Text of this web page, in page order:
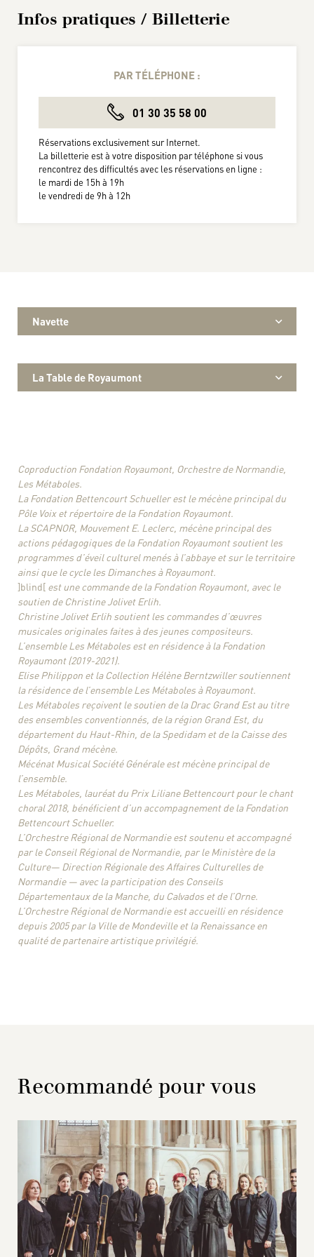
Infos pratiques / Billetterie
PAR TÉLÉPHONE :
01 30 35 58 00
Réservations exclusivement sur Internet.
La billetterie est à votre disposition par téléphone si vous
rencontrez des difficultés avec les réservations en ligne :
le mardi de 15h à 19h
le vendredi de 9h à 12h
Navette
La Table de Royaumont
Coproduction Fondation Royaumont, Orchestre de Normandie,
Les Métaboles.
La Fondation Bettencourt Schueller est le mécène principal du
Pôle Voix et répertoire de la Fondation Royaumont.
La SCAPNOR, Mouvement E. Leclerc, mécène principal des
actions pédagogiques de la Fondation Royaumont soutient les
programmes d’éveil culturel menés à l’abbaye et sur le territoire
ainsi que le cycle les Dimanches à Royaumont.
]blind[ est une commande de la Fondation Royaumont, avec le
soutien de Christine Jolivet Erlih.
Christine Jolivet Erlih soutient les commandes d’œuvres
musicales originales faites à des jeunes compositeurs.
L’ensemble Les Métaboles est en résidence à la Fondation
Royaumont (2019-2021).
Elise Philippon et la Collection Hélène Berntzwiller soutiennent
la résidence de l’ensemble Les Métaboles à Royaumont.
Les Métaboles reçoivent le soutien de la Drac Grand Est au titre
des ensembles conventionnés, de la région Grand Est, du
département du Haut-Rhin, de la Spedidam et de la Caisse des
Dépôts, Grand mécène.
Mécénat Musical Société Générale est mécène principal de
l’ensemble.
Les Métaboles, lauréat du Prix Liliane Bettencourt pour le chant
choral 2018, bénéficient d’un accompagnement de la Fondation
Bettencourt Schueller.
L’Orchestre Régional de Normandie est soutenu et accompagné
par le Conseil Régional de Normandie, par le Ministère de la
Culture— Direction Régionale des Affaires Culturelles de
Normandie — avec la participation des Conseils
Départementaux de la Manche, du Calvados et de l’Orne.
L’Orchestre Régional de Normandie est accueilli en résidence
depuis 2005 par la Ville de Mondeville et la Renaissance en
qualité de partenaire artistique privilégié.
Recommandé pour vous